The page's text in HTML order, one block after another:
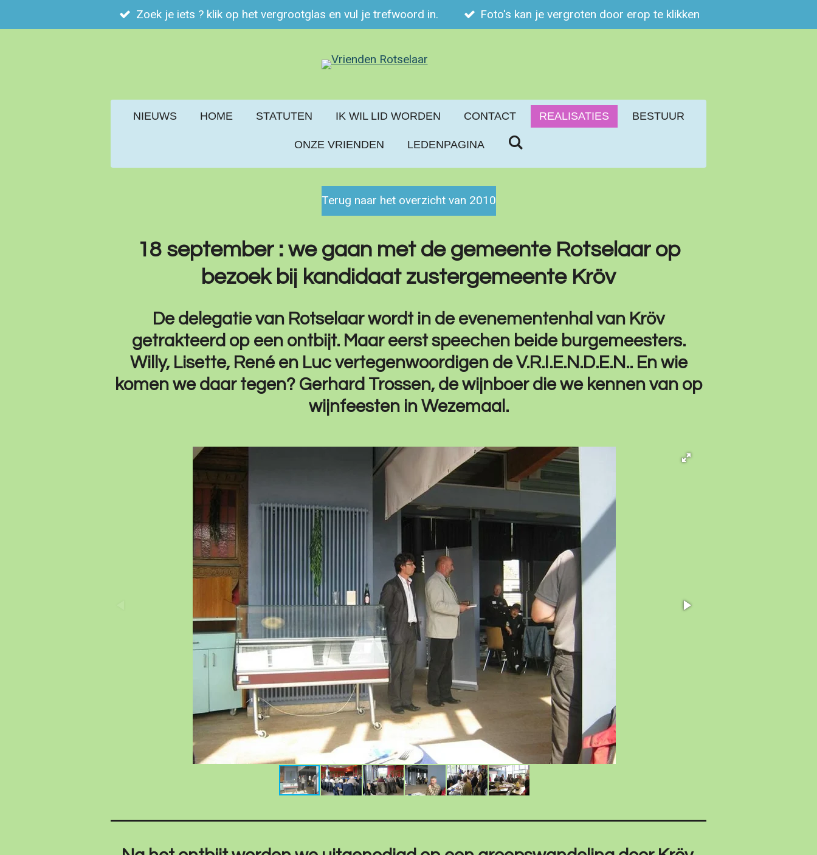
direct
Zoek je iets ? klik op het vergrootglas en vul je trefwoord in. Foto's kan je vergroten door erop te klikken
NIEUWS HOME STATUTEN IK WIL LID WORDEN CONTACT REALISATIES BESTUUR
ONZE VRIENDEN LEDENPAGINA
Terug naar het overzicht van 2010
18 september : we gaan met de gemeente Rotselaar op
bezoek bij kandidaat zustergemeente Kröv
De delegatie van Rotselaar wordt in de evenementenhal van Kröv
getrakteerd op een ontbijt. Maar eerst speechen beide burgemeesters.
Willy, Lisette, René en Luc vertegenwoordigen de V.R.I.E.N.D.E.N.. En wie
komen we daar tegen? Gerhard Trossen, de wijnboer die we kennen van op
wijnfeesten in Wezemaal.